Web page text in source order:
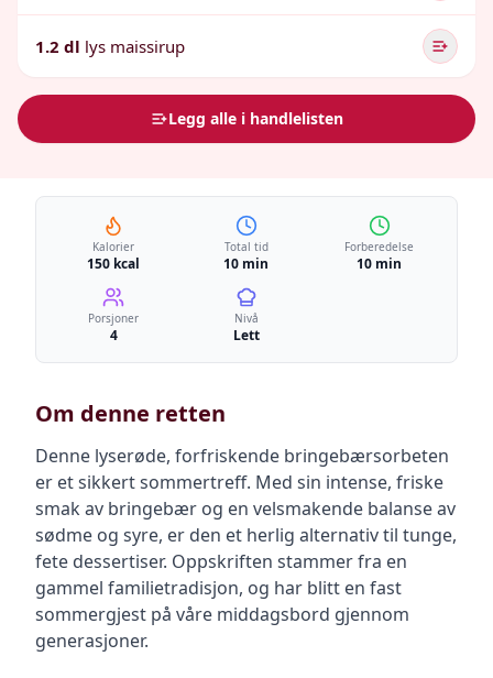
1.2 dl lys maissirup
Legg alle i handlelisten
Kalorier
150 kcal
Total tid
10 min
Forberedelse
10 min
Porsjoner
4
Nivå
Lett
Om denne retten
Denne lyserøde, forfriskende bringebærsorbeten
er et sikkert sommertreff. Med sin intense, friske
smak av bringebær og en velsmakende balanse av
sødme og syre, er den et herlig alternativ til tunge,
fete dessertiser. Oppskriften stammer fra en
gammel familietradisjon, og har blitt en fast
sommergjest på våre middagsbord gjennom
generasjoner.